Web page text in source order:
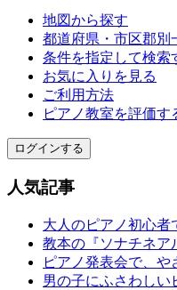
地図から探す
都道府県・市区郡別
条件を指定して検索
お気に入りを見る
ご利用方法
ピアノ教室を評価す
ログインする
人気記事
大人のピアノ初心者
教本の『ソナチネア
ピアノ発表会で、や
男の子にふさわしい